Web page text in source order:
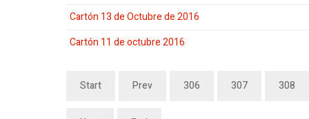
Cartón 13 de Octubre de 2016
Cartón 11 de octubre 2016
Start Prev 306 307 308